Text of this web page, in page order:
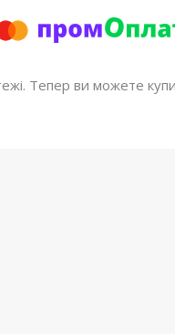
Тепер ви можете